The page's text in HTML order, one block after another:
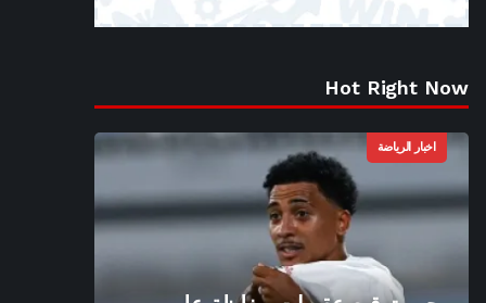
Hot Right Now
اخبار الرياضة